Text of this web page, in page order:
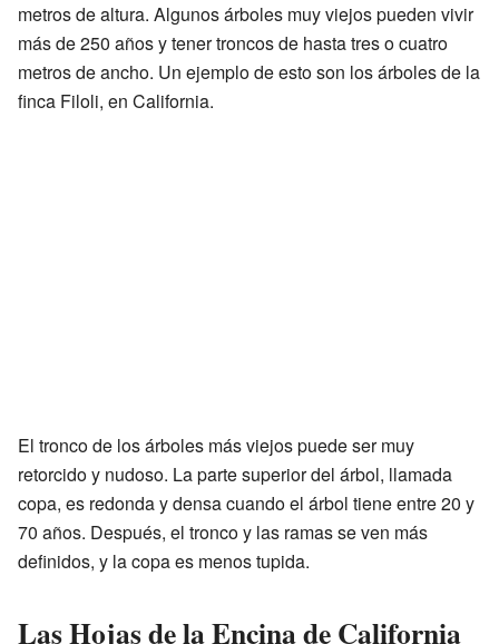
metros de altura. Algunos árboles muy viejos pueden vivir
más de 250 años y tener troncos de hasta tres o cuatro
metros de ancho. Un ejemplo de esto son los árboles de la
finca Filoli, en California.
El tronco de los árboles más viejos puede ser muy
retorcido y nudoso. La parte superior del árbol, llamada
copa, es redonda y densa cuando el árbol tiene entre 20 y
70 años. Después, el tronco y las ramas se ven más
definidos, y la copa es menos tupida.
Las Hojas de la Encina de California